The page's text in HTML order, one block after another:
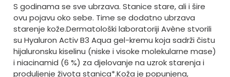
S godinama se sve ubrzava. Stanice stare, ali i šire
ovu pojavu oko sebe. Time se dodatno ubrzava
starenje kože.Dermatološki laboratoriji Avène stvorili
su Hyaluron Activ B3 Aqua gel-kremu koja sadrži čistu
hijaluronsku kiselinu (niske i visoke molekularne mase)
i niacinamid (6 %) za djelovanje na uzrok starenja i
produljenje života stanica*.Koža je popunjena,